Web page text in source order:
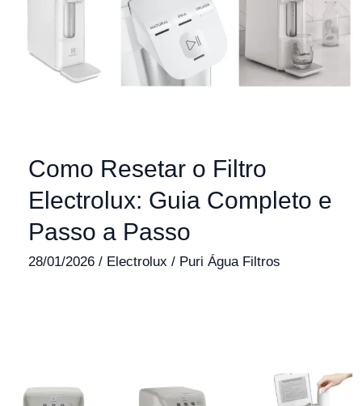
Como Resetar o Filtro
Electrolux: Guia Completo e
Passo a Passo
28/01/2026 / Electrolux / Puri Água Filtros